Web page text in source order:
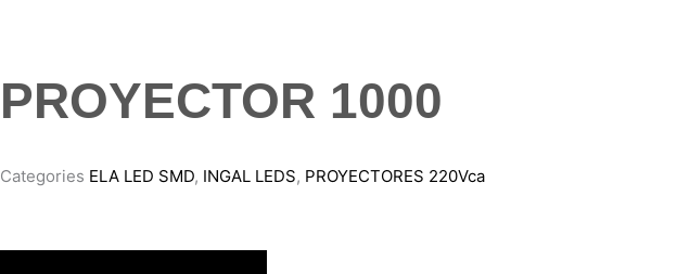
PROYECTOR 1000
Categories ELA LED SMD, INGAL LEDS, PROYECTORES 220Vca